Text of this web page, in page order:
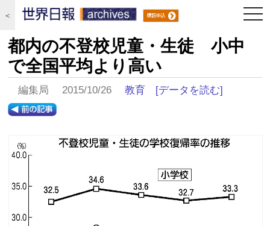
＜
都内の不登校児童・生徒 小中
で全国平均より高い
編集局 2015/10/26教育 [データを読む]